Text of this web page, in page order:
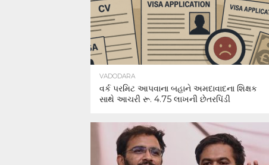
VADODARA
વર્ક પરમિટ આપવાના બહાને અમદાવાદના શિક્ષક
સાથે આચરી રૂ. 4.75 લાખની છેતરપિંડી